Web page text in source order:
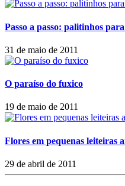
Passo a passo: palitinhos
31 de maio de 2011
O paraíso do fuxico
19 de maio de 2011
Flores em pequenas leiteiras
29 de abril de 2011